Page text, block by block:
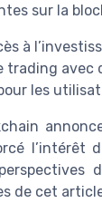
sur la
à
trading avec
les
l’intérêt
de cet